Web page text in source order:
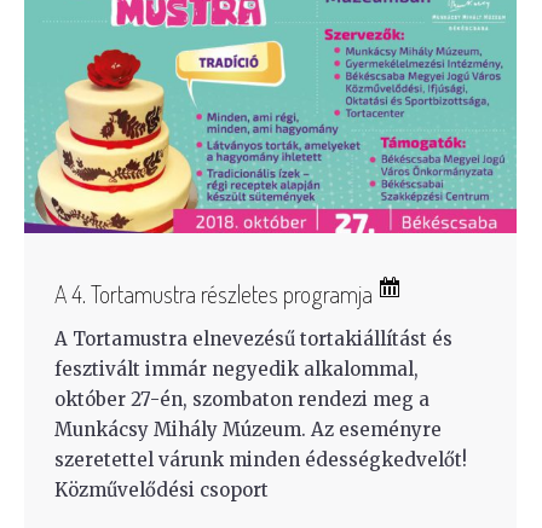
A 4. Tortamustra részletes programja
A Tortamustra elnevezésű tortakiállítást és
fesztivált immár negyedik alkalommal,
október 27-én, szombaton rendezi meg a
Munkácsy Mihály Múzeum. Az eseményre
szeretettel várunk minden édességkedvelőt!
Közművelődési csoport